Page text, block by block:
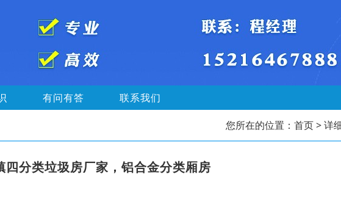
有问有答 联系我们
您所在的位置： 首页> 详
四分类垃圾房厂家，铝合金分类厢房